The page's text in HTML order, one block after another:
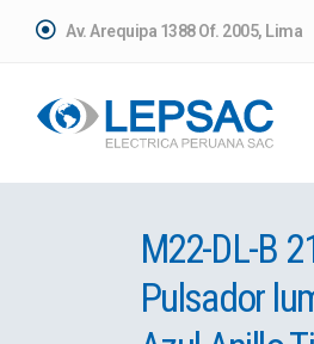
Av. Arequipa 1388 Of. 2005, Lima
M22-DL-B
Pulsador